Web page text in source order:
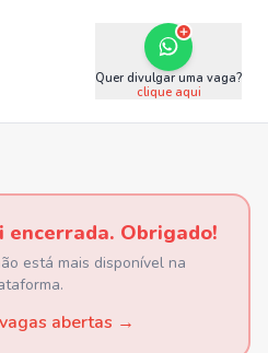
Quer divulgar uma vaga?
clique aqui
encerrada. Obrigado!
está mais disponível na
abertas →